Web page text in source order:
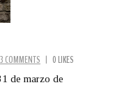
3 COMMENTS | 0 LIKES
de marzo de